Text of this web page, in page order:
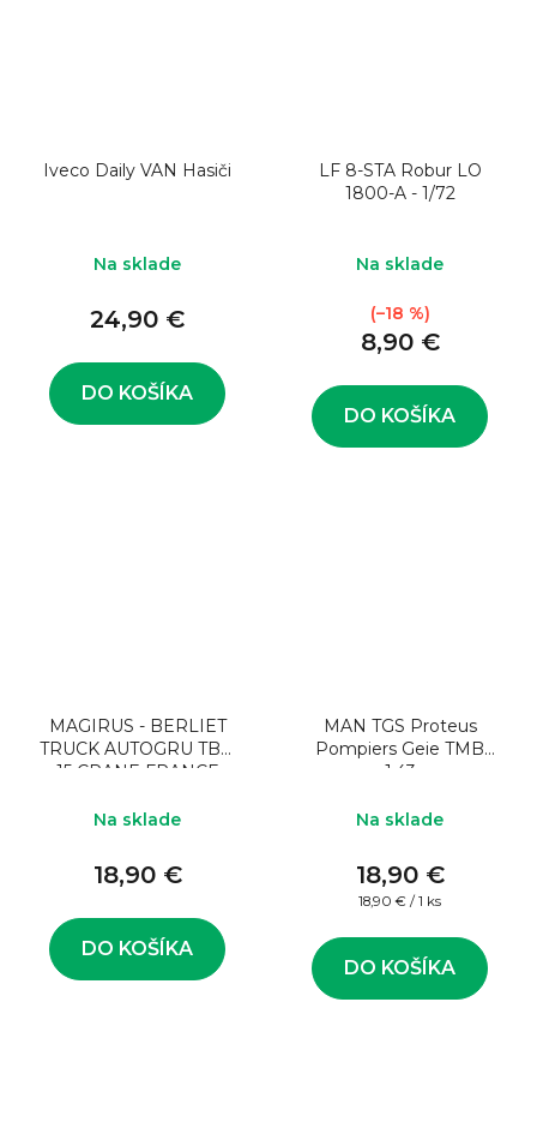
Iveco Daily VAN Hasiči
Na sklade
24,90 €
DO KOŠÍKA
LF 8-STA Robur LO
1800-A - 1/72
Na sklade
8,90 €
(–18 %)
DO KOŠÍKA
MAGIRUS - BERLIET
TRUCK AUTOGRU TBO
15 CRANE FRANCE
Na sklade
18,90 €
DO KOŠÍKA
MAN TGS Proteus
Pompiers Geie TMB
1:43
Na sklade
18,90 €
Jednotková
18,90 € / 1 ks
DO KOŠÍKA